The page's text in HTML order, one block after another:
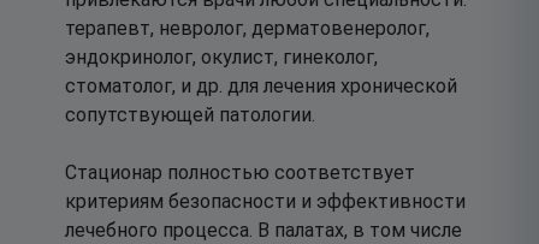
терапевт, невролог, дерматовенеролог,
эндокринолог, окулист, гинеколог,
стоматолог, и др. для лечения хронической
сопутствующей патологии.
Стационар полностью соответствует
критериям безопасности и эффективности
лечебного процесса. В палатах, в том числе